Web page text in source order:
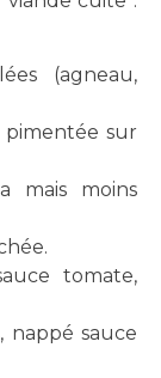
(agneau,
sur
mais moins
tomate,
nappé sauce